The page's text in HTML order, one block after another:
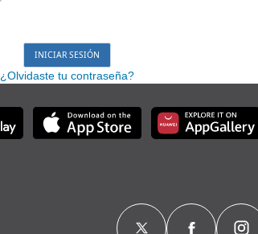
¿Olvidaste tu contraseña?